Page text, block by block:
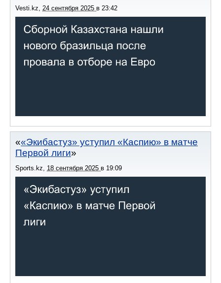
Vesti.kz, 24 сентября 2025 в 23:42
«Экибастуз» уступил «Каспию» в матче
Первой лиги
Sports.kz, 18 сентября 2025 в 19:09